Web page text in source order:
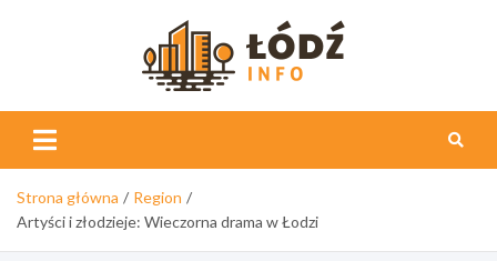
Info
Strona główna
Region
Artyści i złodzieje: Wieczorna drama w Łodzi